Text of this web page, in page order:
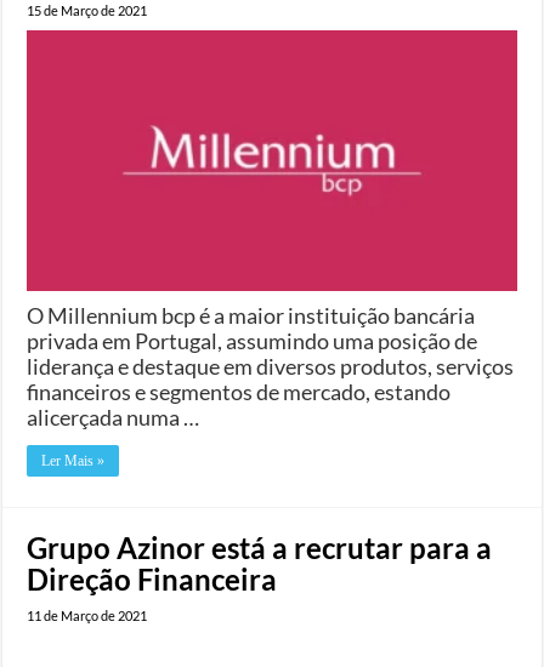
15 de Março de 2021
O Millennium bcp é a maior instituição bancária
privada em Portugal, assumindo uma posição de
liderança e destaque em diversos produtos, serviços
financeiros e segmentos de mercado, estando
alicerçada numa …
Ler Mais »
Grupo Azinor está a recrutar para a
Direção Financeira
11 de Março de 2021